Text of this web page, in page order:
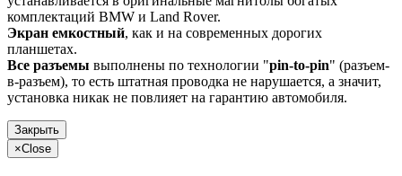
комплектаций BMW и Land Rover.
Экран емкостный, как и на современных дорогих
планшетах.
Все разъемы выполнены по технологии "pin-to-pin" (разъем-
в-разъем), то есть штатная проводка не нарушается, а значит,
установка никак не повлияет на гарантию автомобиля.
Закрыть
×Close